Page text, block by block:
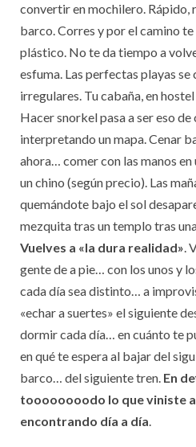
convertir en mochilero.
barco. Corres y por el camino te
plástico. No te da tiempo a
esfuma. Las perfectas playas
irregulares. Tu cabaña, en
Hacer snorkel pasa a ser eso
interpretando un mapa. Cenar
ahora… comer con las manos
un chino (según precio). Las
quemándote bajo el sol
mezquita tras un templo tras
Vuelves a «la dura realidad».
gente de a pie… con los unos y
cada día sea distinto… a
«echar a suertes» el siguiente
dormir cada día… en cuánto te
en qué te espera al bajar del
barco… del siguiente tren. En
toooooooodo lo que viniste
encontrando día a día.